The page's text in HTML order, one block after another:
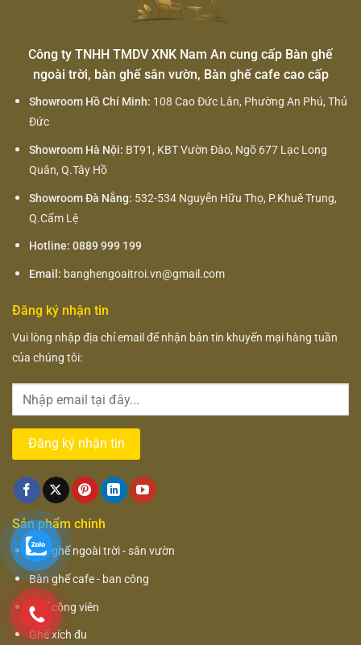
Công ty TNHH TMDV XNK Nam An cung cấp Bàn ghế
ngoài trời, bàn ghế sân vườn, Bàn ghế cafe cao cấp
Showroom Hồ Chí Minh: 108 Cao Đức Lân, Phường An Phú, Thủ
Đức
Showroom Hà Nội: BT91, KBT Vườn Đào, Ngõ 677 Lạc Long
Quân, Q.Tây Hồ
Showroom Đà Nẵng: 532-534 Nguyễn Hữu Thọ, P.Khuê Trung,
Q.Cẩm Lệ
Hotline: 0889 999 199
Email: banghengoaitroi.vn@gmail.com
Đăng ký nhận tin
Vui lòng nhập địa chỉ email để nhận bản tin khuyến mại hàng tuần
của chúng tôi:
Sản phẩm chính
Bàn ghế ngoài trời - sân vườn
Bàn ghế cafe - ban công
Ghế công viên
Ghế xích đu